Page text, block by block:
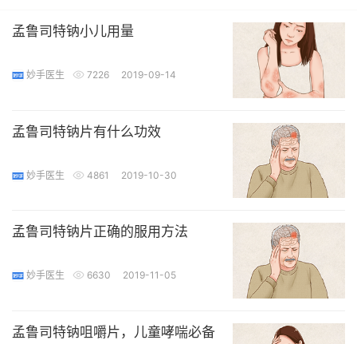
孟鲁司特钠小儿用量
妙手医生 7226 2019-09-14
孟鲁司特钠片有什么功效
妙手医生 4861 2019-10-30
孟鲁司特钠片正确的服用方法
妙手医生 6630 2019-11-05
孟鲁司特钠咀嚼片，儿童哮喘必备